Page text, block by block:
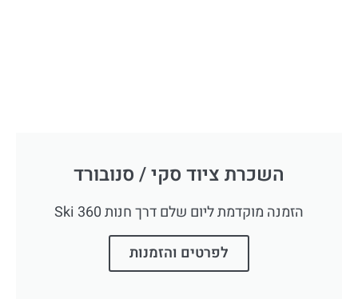
השכרת ציוד סקי / סנובורד
הזמנה מוקדמת ליום שלם דרך חנות 360 Ski
לפרטים והזמנות